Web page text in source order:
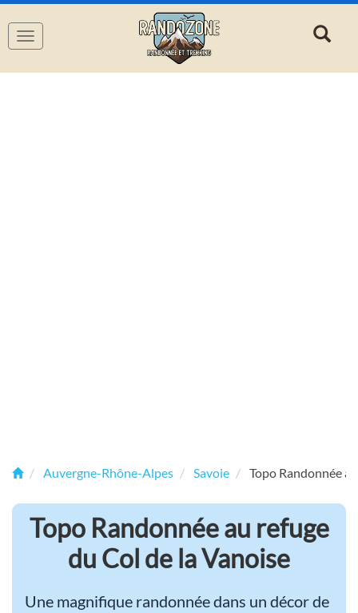
Navigation
Auvergne-Rhône-Alpes Savoie Topo Randonnée
Topo Randonnée au refuge
du Col de la Vanoise
Une magnifique randonnée dans un décor de